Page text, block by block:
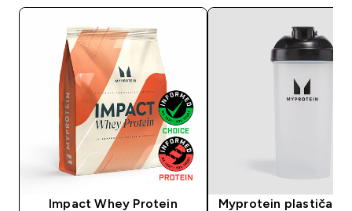
Impact Whey Protein
Myprotein plastičan